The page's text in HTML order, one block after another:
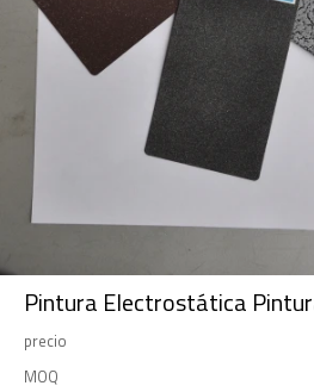
Pintura Electrostática
precio
MOQ